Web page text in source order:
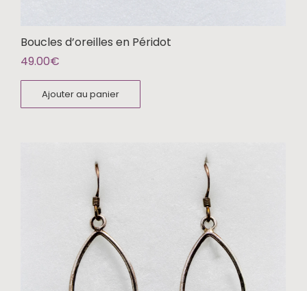
Boucles d’oreilles en Péridot
49.00€
Ajouter au panier